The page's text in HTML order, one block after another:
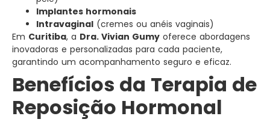
Implantes hormonais
Intravaginal (cremes ou anéis vaginais)
Em Curitiba, a Dra. Vivian Gumy oferece abordagens
inovadoras e personalizadas para cada paciente,
garantindo um acompanhamento seguro e eficaz.
Benefícios da Terapia de
Reposição Hormonal